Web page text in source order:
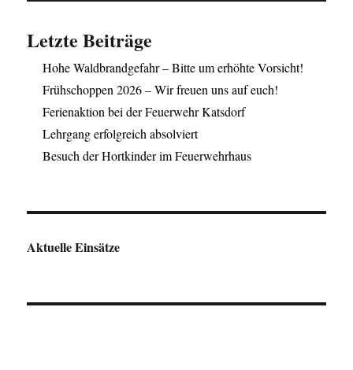
Letzte Beiträge
Hohe Waldbrandgefahr – Bitte um erhöhte Vorsicht!
Frühschoppen 2026 – Wir freuen uns auf euch!
Ferienaktion bei der Feuerwehr Katsdorf
Lehrgang erfolgreich absolviert
Besuch der Hortkinder im Feuerwehrhaus
Aktuelle Einsätze